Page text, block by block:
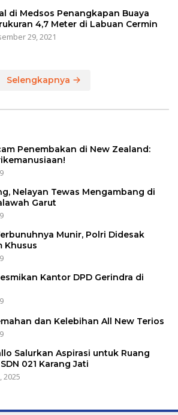
di Medsos Penangkapan Buaya
4,7 Meter di Labuan Cermin
29, 2021
Selengkapnya
Penembakan di New Zealand:
Nelayan Tewas Mengambang di
Garut
Munir, Polri Didesak
Khusus
Kantor DPD Gerindra di
dan Kelebihan All New Terios
Salurkan Aspirasi untuk Ruang
021 Karang Jati
2025